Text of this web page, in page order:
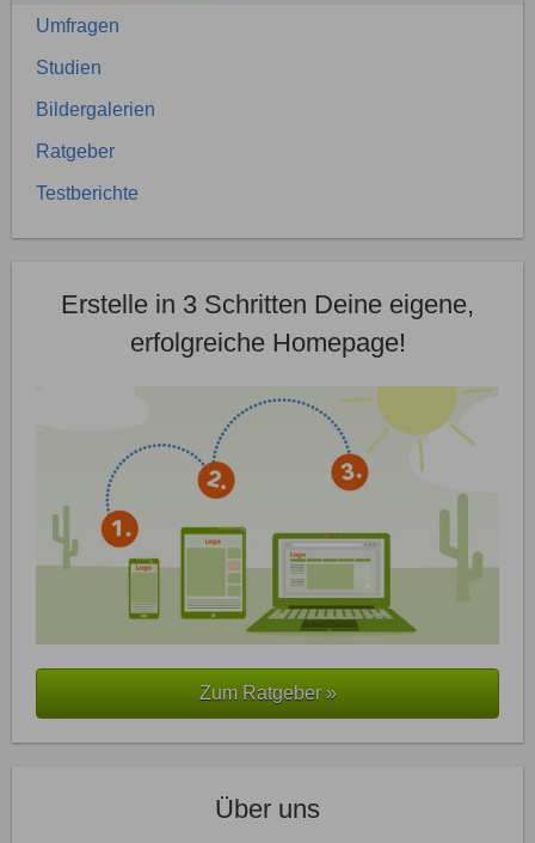
Umfragen
Studien
Bildergalerien
Ratgeber
Testberichte
Erstelle in 3 Schritten Deine eigene,
erfolgreiche Homepage!
Zum Ratgeber »
Über uns